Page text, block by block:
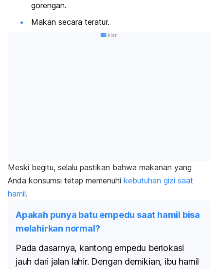
gorengan.
Makan secara teratur.
Iklan
Meski begitu, selalu pastikan bahwa makanan yang
Anda konsumsi tetap memenuhi kebutuhan gizi saat
hamil.
Apakah punya batu empedu saat hamil bisa
melahirkan normal?
Pada dasarnya, kantong empedu berlokasi
jauh dari jalan lahir. Dengan demikian, ibu hamil